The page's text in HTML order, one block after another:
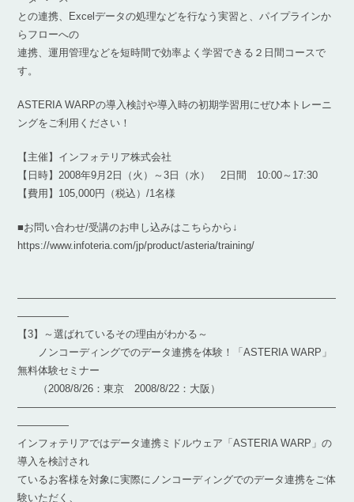
との連携、Excelデータの処理などを行なう実習と、パイプラインか
らフローへの
連携、運用管理などを短時間で効率よく学習できる２日間コースで
す。
ASTERIA WARPの導入検討や導入時の初期学習用にぜひ本トレーニ
ングをご利用ください！
【主催】インフォテリア株式会社
【日時】2008年9月2日（火）～3日（水） 2日間 10:00～17:30
【費用】105,000円（税込）/1名様
■お問い合わせ/受講のお申し込みはこちらから↓
https://www.infoteria.com/jp/product/asteria/training/
―――――――――――――――――――――――――――――――
―――――
【3】～選ばれているその理由がわかる～
ノンコーディングでのデータ連携を体験！「ASTERIA WARP」
無料体験セミナー
（2008/8/26：東京 2008/8/22：大阪）
―――――――――――――――――――――――――――――――
―――――
インフォテリアではデータ連携ミドルウェア「ASTERIA WARP」の
導入を検討され
ているお客様を対象に実際にノンコーディングでのデータ連携をご体
験いただく、